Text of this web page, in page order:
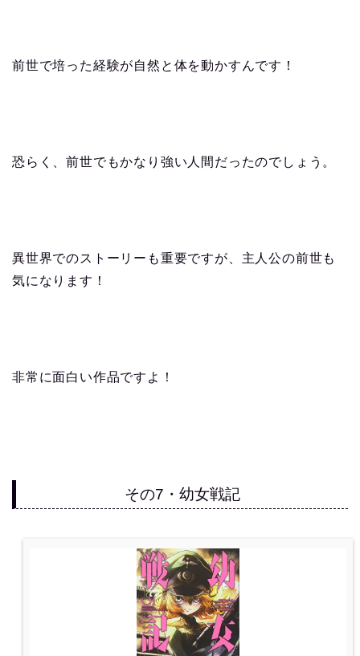
前世で培った経験が自然と体を動かすんです！
恐らく、前世でもかなり強い人間だったのでしょう。
異世界でのストーリーも重要ですが、主人公の前世も
気になります！
非常に面白い作品ですよ！
その7・幼女戦記